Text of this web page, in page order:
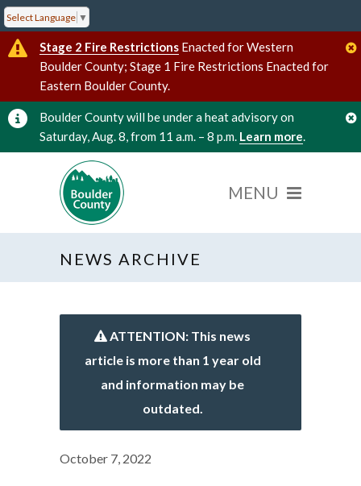
Select Language ▼
Stage 2 Fire Restrictions Enacted for Western
Boulder County; Stage 1 Fire Restrictions Enacted for
Eastern Boulder County.
Boulder County will be under a heat advisory on
Saturday, Aug. 8, from 11 a.m. – 8 p.m. Learn more.
NEWS ARCHIVE
ATTENTION: This news
article is more than 1 year old
and information may be
outdated.
October 7, 2022